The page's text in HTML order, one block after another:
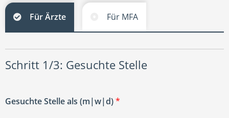
Für Ärzte Für MFA
Schritt 1/3: Gesuchte Stelle
Gesuchte Stelle als (m|w|d)*